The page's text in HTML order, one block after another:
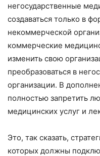
негосударственные
создаваться только в
некоммерческой
коммерческие
изменить свою
преобразоваться в
организации. В
полностью запретить
медицинских услуг и
Это, так сказать,
которых должны